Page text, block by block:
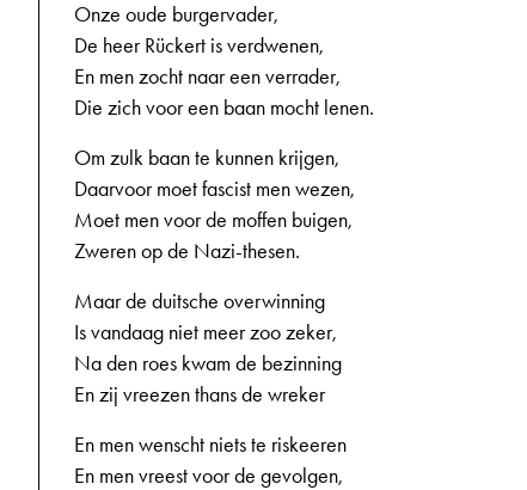
12-12-1944, 2e jaargang, nr. 58, pagina 8
Onze oude burgervader,
De heer Rückert is verdwenen,
En men zocht naar een verrader,
Die zich voor een baan mocht lenen.
Om zulk baan te kunnen krijgen,
Daarvoor moet fascist men wezen,
Moet men voor de moffen buigen,
Zweren op de Nazi-thesen.
Maar de duitsche overwinning
Is vandaag niet meer zoo zeker,
Na den roes kwam de bezinning
En zij vreezen thans de wreker
En men wenscht niets te riskeeren
En men vreest voor de gevolgen,